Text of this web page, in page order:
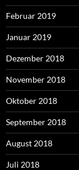
Februar 2019
Januar 2019
Dezember 2018
November 2018
Oktober 2018
September 2018
August 2018
Juli 2018